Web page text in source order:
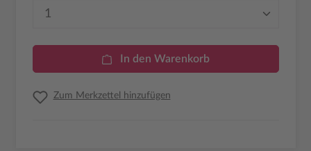
Produkt Anzahl: Gib den gewünschten
In den Warenkorb
Zum Merkzettel hinzufügen